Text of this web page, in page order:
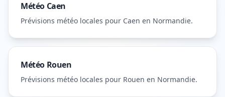
Météo Caen
Prévisions météo locales pour Caen en Normandie.
Météo Rouen
Prévisions météo locales pour Rouen en Normandie.